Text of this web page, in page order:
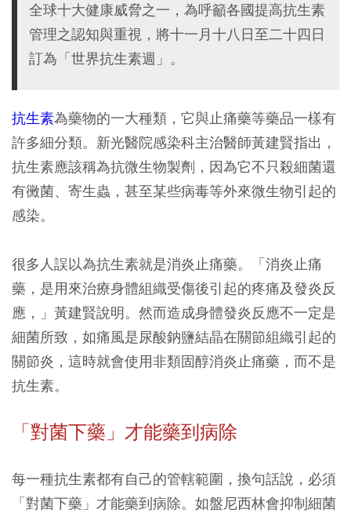
全球十大健康威脅之一，為呼籲各國提高抗生素
管理之認知與重視，將十一月十八日至二十四日
訂為「世界抗生素週」。
抗生素為藥物的一大種類，它與止痛藥等藥品一樣有
許多細分類。新光醫院感染科主治醫師黃建賢指出，
抗生素應該稱為抗微生物製劑，因為它不只殺細菌還
有黴菌、寄生蟲，甚至某些病毒等外來微生物引起的
感染。
很多人誤以為抗生素就是消炎止痛藥。「消炎止痛
藥，是用來治療身體組織受傷後引起的疼痛及發炎反
應，」黃建賢說明。然而造成身體發炎反應不一定是
細菌所致，如痛風是尿酸鈉鹽結晶在關節組織引起的
關節炎，這時就會使用非類固醇消炎止痛藥，而不是
抗生素。
「對菌下藥」才能藥到病除
每一種抗生素都有自己的管轄範圍，換句話說，必須
「對菌下藥」才能藥到病除。如盤尼西林會抑制細菌